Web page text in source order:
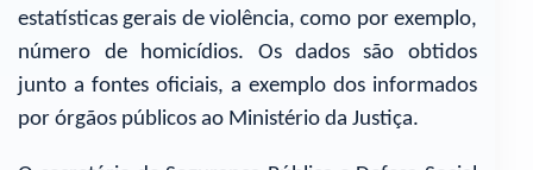
estatísticas gerais de violência, como por exemplo,
número de homicídios. Os dados são obtidos
junto a fontes oficiais, a exemplo dos informados
por órgãos públicos ao Ministério da Justiça.